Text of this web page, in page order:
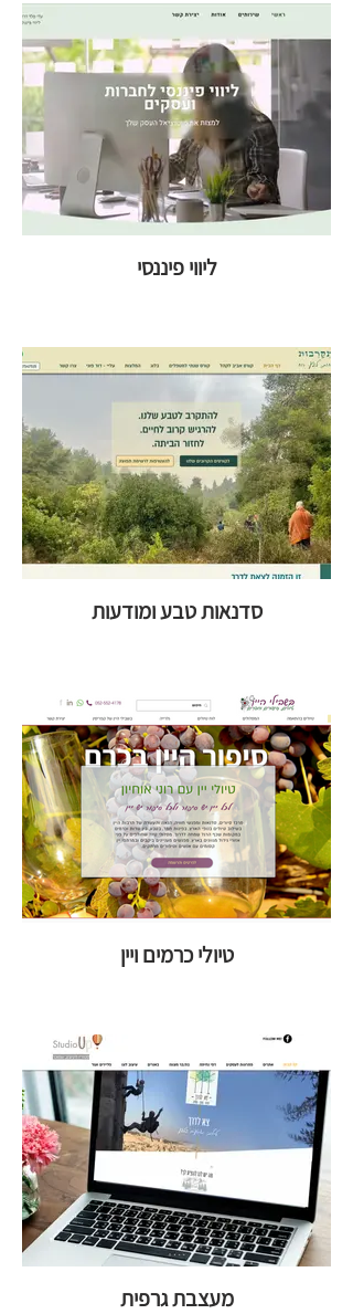
ליווי פיננסי
סדנאות טבע ומודעות
טיולי כרמים ויין
מעצבת גרפית